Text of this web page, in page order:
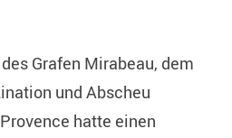
Grafen Mirabeau, dem
und Abscheu
hatte einen